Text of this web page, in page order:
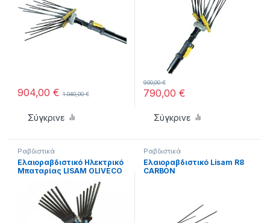
904,00€ 1.040,00€
Σύγκρινε
790,00€
900,00€
Σύγκρινε
Ραβδιστικά
Ελαιοραβδιστικό Ηλεκτρικό
Μπαταρίας LISAM OLIVECO
Ραβδιστικά
Ελαιοραβδιστικό Lisam R8
CARBON